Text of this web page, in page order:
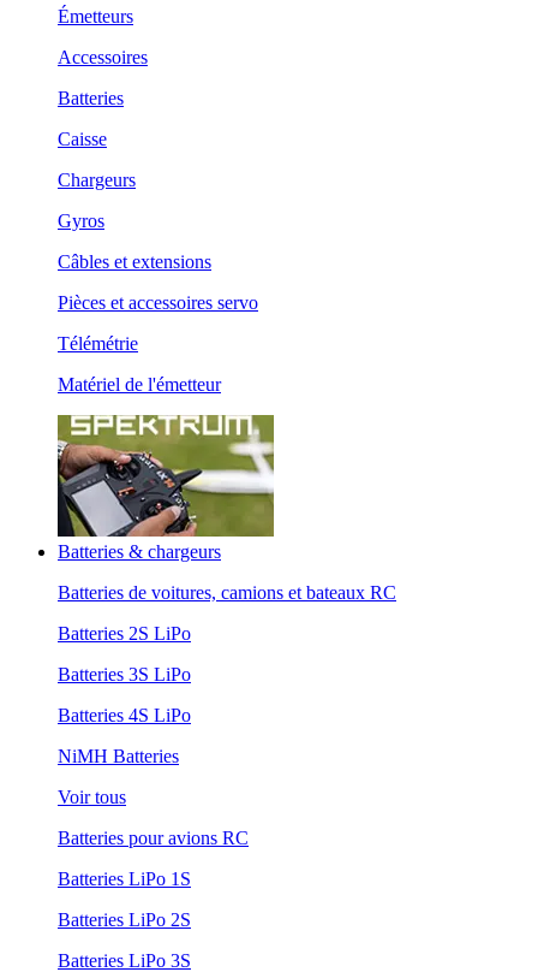
Émetteurs
Accessoires
Batteries
Caisse
Chargeurs
Gyros
Câbles et extensions
Pièces et accessoires servo
Télémétrie
Matériel de l'émetteur
Batteries & chargeurs
Batteries de voitures, camions et bateaux RC
Batteries 2S LiPo
Batteries 3S LiPo
Batteries 4S LiPo
NiMH Batteries
Voir tous
Batteries pour avions RC
Batteries LiPo 1S
Batteries LiPo 2S
Batteries LiPo 3S